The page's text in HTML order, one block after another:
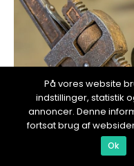
På vores website
indstillinger, statistik
annoncer. Denne
fortsat brug af
Ok